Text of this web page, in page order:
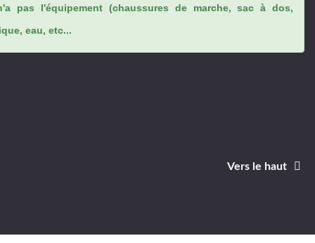
pas l'équipement (chaussures de marche, sac à dos,
eau, etc...
Vers le haut